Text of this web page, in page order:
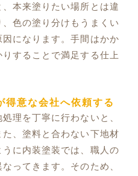
本来塗りたい場所とは違
色の塗り分けもうまくい
になります。手間はかか
することで満足する仕上
得意な会社へ依頼する
理を丁寧に行わないと、
、塗料と合わない下地材
に内装塗装では、職人の
ってきます。そのため、